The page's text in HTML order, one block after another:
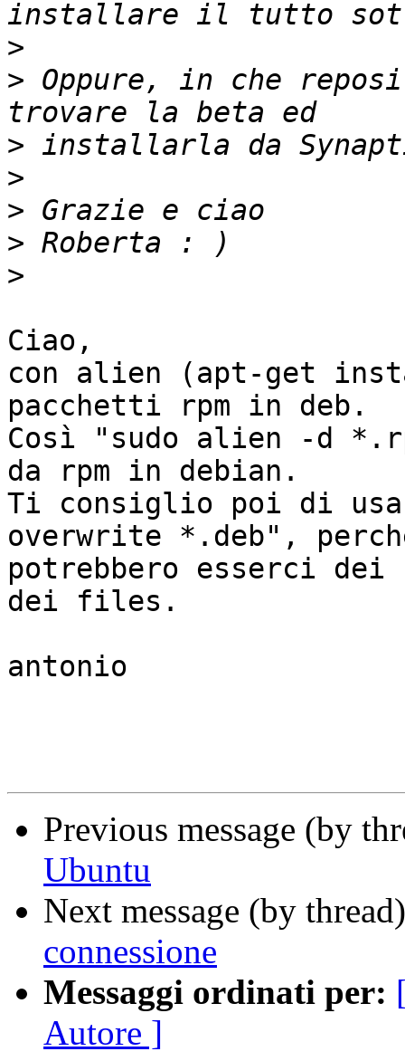
>
> Oppure, in che
>
>
>
>
>
Ciao,
con alien (apt-get
pacchetti rpm in deb.
Così "sudo alien -d
da rpm in debian.
Ti consiglio poi di
overwrite *.deb",
potrebbero esserci
dei files.
antonio
Previous message (by
Ubuntu
Next message (by
connessione
Messaggi ordinati per:
Autore ]